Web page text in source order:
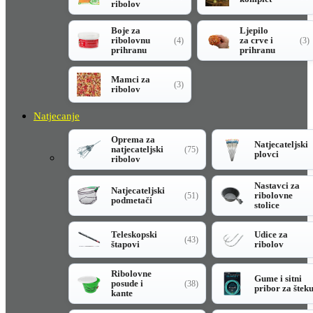
ribolov
Boje za
ribolovnu
prihranu
(4)
Ljepilo
za crve i
prihranu
(3)
Mamci za
ribolov
(3)
Natjecanje
Oprema za
natjecateljski
ribolov
(75)
Natjecateljski
plovci
Natjecateljski
podmetači
(51)
Nastavci za
ribolovne
stolice
Teleskopski
štapovi
(43)
Udice za
ribolov
Ribolovne
posude i
kante
(38)
Gume i sitni
pribor za šteku